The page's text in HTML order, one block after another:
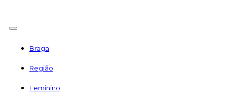
Braga
Região
Feminino